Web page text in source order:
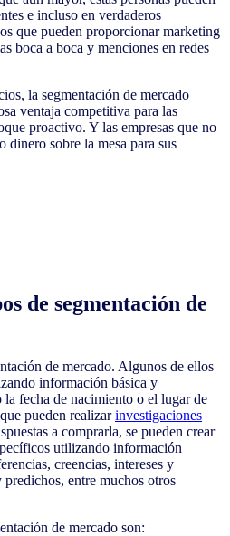
e incluso en verdaderos
que pueden proporcionar marketing
boca a boca y menciones en redes
la segmentación de mercado
ventaja competitiva para las
proactivo. Y las empresas que no
dinero sobre la mesa para sus
de segmentación de
de mercado. Algunos de ellos
información básica y
fecha de nacimiento o el lugar de
pueden realizarinvestigaciones
a comprarla, se pueden crear
utilizando información
creencias, intereses y
entre muchos otros
de mercado son: